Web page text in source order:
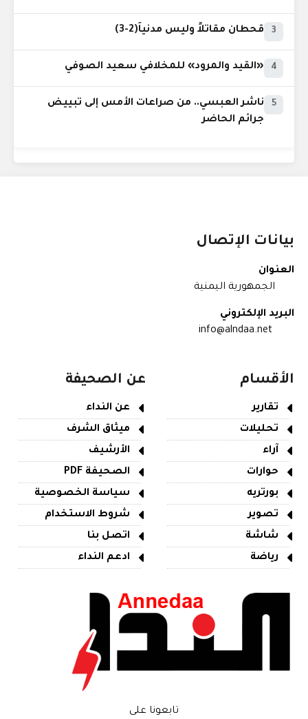
3 قحطان مقاتلاً وليس مدنياً(2-3)
4 «القيد والمرود» للمخلافي سعيد الصوفي
5
ناشر العبسي.. من صراعات الأمس إلى تبييض
جرائم الحاضر
بيانات الإتصال
العنوان
الجمهورية اليمنية
البريد الإلكتروني
info@alndaa.net
الأقسام
تقارير
تحليلات
آراء
حوارات
بورتريه
تصوير
شاشة
رياضة
عن الصحيفة
عن النداء
ميثاق الشرف
الأرشيف
الصحيفة PDF
سياسة الخصوصية
شروط الاستخدام
اتصل بنا
ادعم النداء
تابعونا على